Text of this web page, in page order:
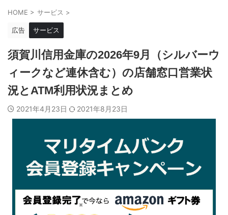
HOME > サービス >
広告 サービス
須賀川信用金庫の2026年9月（シルバーウ
ィークなど連休含む）の店舗窓口営業状
況とATM利用状況まとめ
2021年4月23日 2021年8月23日